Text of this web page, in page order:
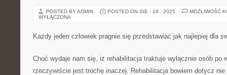
POSTED BY ADMIN POSTED ON SIE - 18 - 2025
MOŻLIWOŚĆ
WYŁĄCZONA
Każdy jeden człowiek pragnie się przedstawiać jak najlepiej dla
Choć wydaje nam się, iż rehabilitacja traktuje wyłącznie osób po
rzeczywiście jest trochę inaczej. Rehabilitacja bowiem dotycz